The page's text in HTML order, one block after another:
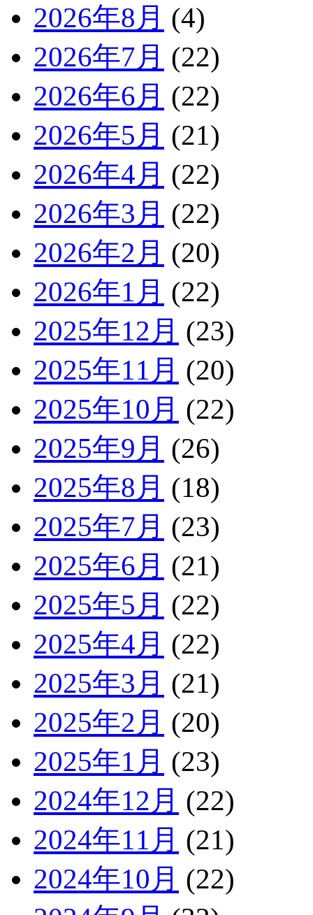
2026年8月 (4)
2026年7月 (22)
2026年6月 (22)
2026年5月 (21)
2026年4月 (22)
2026年3月 (22)
2026年2月 (20)
2026年1月 (22)
2025年12月 (23)
2025年11月 (20)
2025年10月 (22)
2025年9月 (26)
2025年8月 (18)
2025年7月 (23)
2025年6月 (21)
2025年5月 (22)
2025年4月 (22)
2025年3月 (21)
2025年2月 (20)
2025年1月 (23)
2024年12月 (22)
2024年11月 (21)
2024年10月 (22)